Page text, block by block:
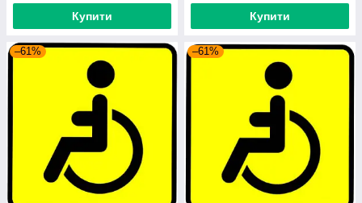
Купити Купити
–61% –61%